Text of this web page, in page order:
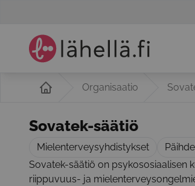
Organisaatio
Sovatek-säätiö
Mielenterveysyhdistykset
Sovatek-säätiö on psykososiaalisen
riippuvuus- ja